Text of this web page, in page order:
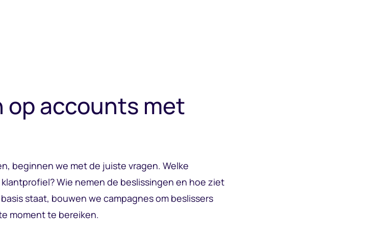
accounts met
beginnen we met de juiste vragen. Welke
Wie nemen de beslissingen en hoe ziet
staat, bouwen we campagnes om beslissers
moment te bereiken.